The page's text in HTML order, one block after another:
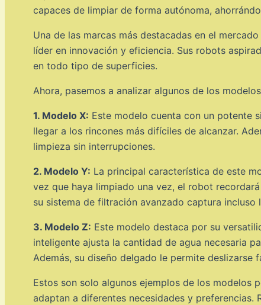
capaces de limpiar de forma autónoma,
Una de las marcas más destacadas en el
líder en innovación y eficiencia. Sus robots
en todo tipo de superficies.
Ahora, pasemos a analizar algunos de los
1. Modelo X: Este modelo cuenta con un potente
llegar a los rincones más difíciles de alcanzar.
limpieza sin interrupciones.
2. Modelo Y: La principal característica de este
vez que haya limpiado una vez, el robot
su sistema de filtración avanzado captura
3. Modelo Z: Este modelo destaca por su
inteligente ajusta la cantidad de agua necesaria
Además, su diseño delgado le permite deslizarse
Estos son solo algunos ejemplos de los modelos
adaptan a diferentes necesidades y